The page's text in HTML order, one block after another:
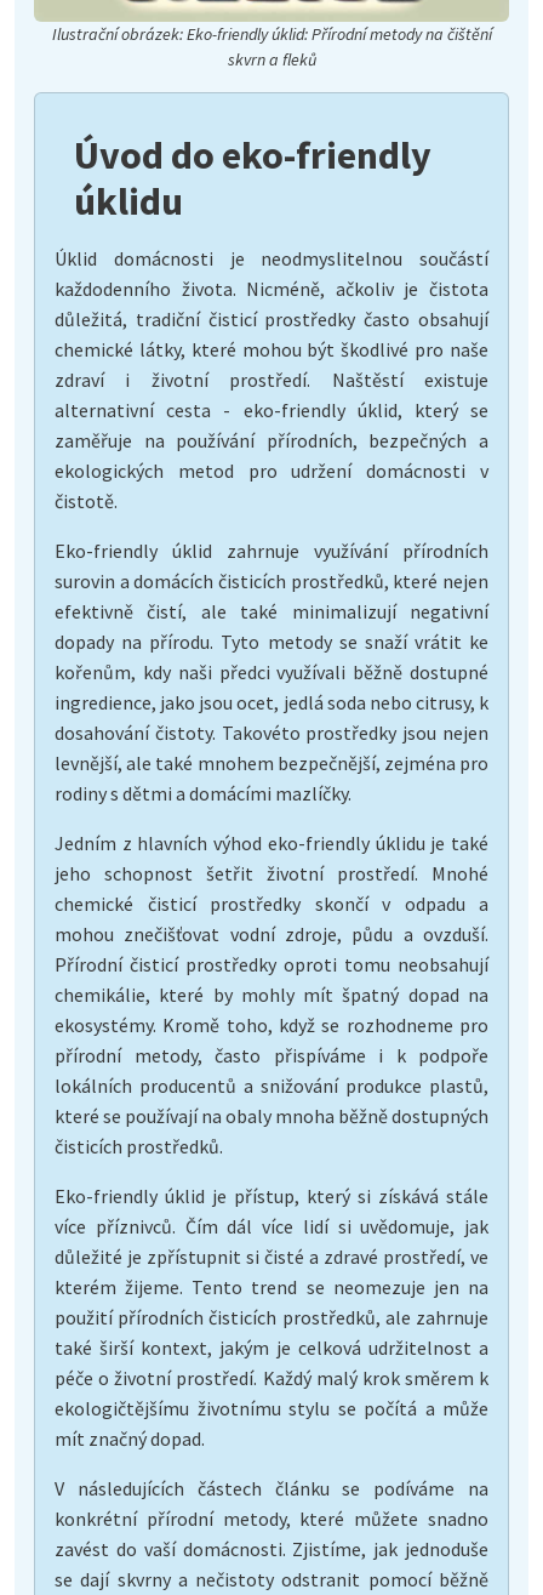
Ilustrační obrázek: Eko-friendly úklid: Přírodní metody na čištění
skvrn a fleků
Úvod do eko-friendly
úklidu
Úklid domácnosti je neodmyslitelnou součástí
každodenního života. Nicméně, ačkoliv je čistota
důležitá, tradiční čisticí prostředky často obsahují
chemické látky, které mohou být škodlivé pro naše
zdraví i životní prostředí. Naštěstí existuje
alternativní cesta - eko-friendly úklid, který se
zaměřuje na používání přírodních, bezpečných a
ekologických metod pro udržení domácnosti v
čistotě.
Eko-friendly úklid zahrnuje využívání přírodních
surovin a domácích čisticích prostředků, které nejen
efektivně čistí, ale také minimalizují negativní
dopady na přírodu. Tyto metody se snaží vrátit ke
kořenům, kdy naši předci využívali běžně dostupné
ingredience, jako jsou ocet, jedlá soda nebo citrusy, k
dosahování čistoty. Takovéto prostředky jsou nejen
levnější, ale také mnohem bezpečnější, zejména pro
rodiny s dětmi a domácími mazlíčky.
Jedním z hlavních výhod eko-friendly úklidu je také
jeho schopnost šetřit životní prostředí. Mnohé
chemické čisticí prostředky skončí v odpadu a
mohou znečišťovat vodní zdroje, půdu a ovzduší.
Přírodní čisticí prostředky oproti tomu neobsahují
chemikálie, které by mohly mít špatný dopad na
ekosystémy. Kromě toho, když se rozhodneme pro
přírodní metody, často přispíváme i k podpoře
lokálních producentů a snižování produkce plastů,
které se používají na obaly mnoha běžně dostupných
čisticích prostředků.
Eko-friendly úklid je přístup, který si získává stále
více příznivců. Čím dál více lidí si uvědomuje, jak
důležité je zpřístupnit si čisté a zdravé prostředí, ve
kterém žijeme. Tento trend se neomezuje jen na
použití přírodních čisticích prostředků, ale zahrnuje
také širší kontext, jakým je celková udržitelnost a
péče o životní prostředí. Každý malý krok směrem k
ekologičtějšímu životnímu stylu se počítá a může
mít značný dopad.
V následujících částech článku se podíváme na
konkrétní přírodní metody, které můžete snadno
zavést do vaší domácnosti. Zjistíme, jak jednoduše
se dají skvrny a nečistoty odstranit pomocí běžně